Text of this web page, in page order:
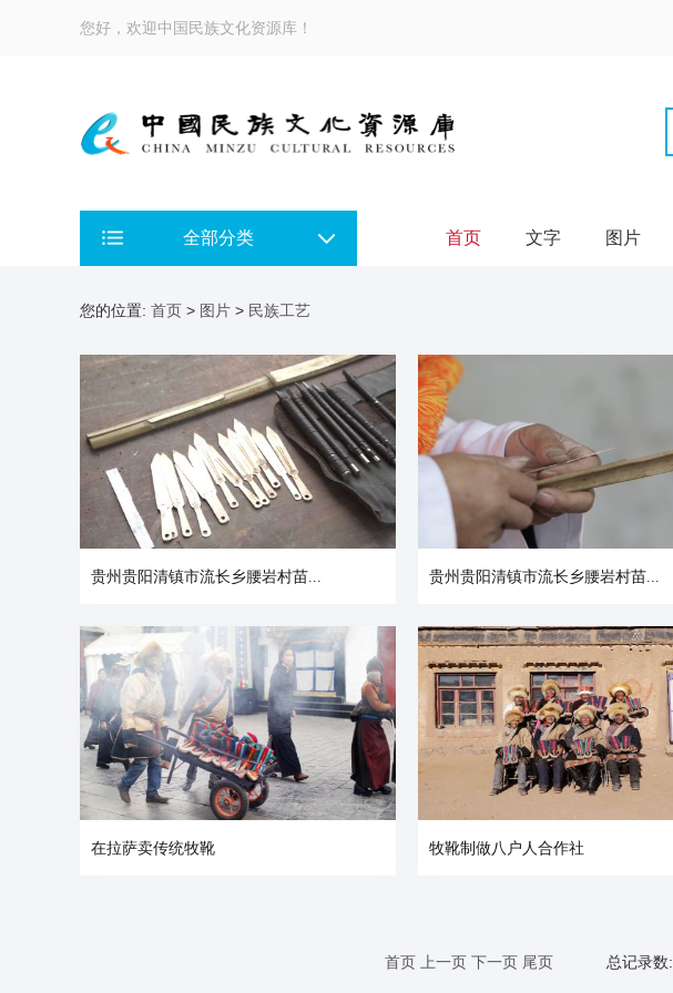
您好，欢迎中国民族文化资源库！
全部分类 首页 文字 图片
您的位置: 首页 > 图片 > 民族工艺
贵州贵阳清镇市流长乡腰岩村苗... 贵州贵阳清镇市流长乡腰岩村苗...
在拉萨卖传统牧靴 牧靴制做八户人合作社
首页 上一页 下一页 尾页 总记录数: